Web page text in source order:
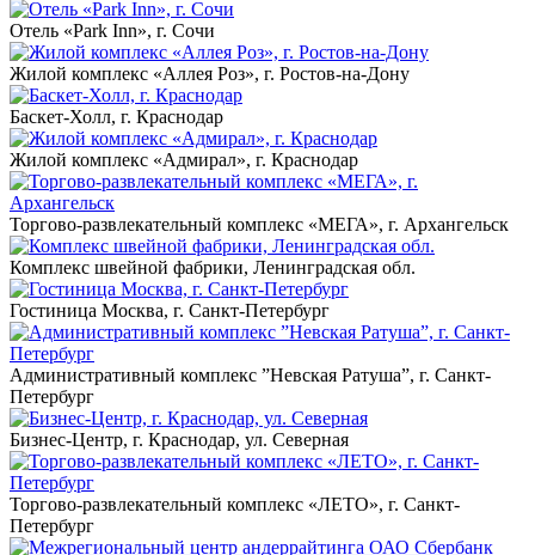
Отель «Park Inn», г. Сочи
Жилой комплекс «Аллея Роз», г. Ростов-на-Дону
Баскет-Холл, г. Краснодар
Жилой комплекс «Адмирал», г. Краснодар
Торгово-развлекательный комплекс «МЕГА», г. Архангельск
Комплекс швейной фабрики, Ленинградская обл.
Гостиница Москва, г. Санкт-Петербург
Административный комплекс ”Невская Ратуша”, г. Санкт-
Петербург
Бизнес-Центр, г. Краснодар, ул. Северная
Торгово-развлекательный комплекс «ЛЕТО», г. Санкт-
Петербург